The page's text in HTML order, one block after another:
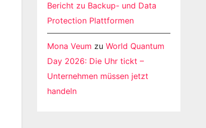
Bericht zu Backup- und Data
Protection Plattformen
Mona Veum zu World Quantum
Day 2026: Die Uhr tickt –
Unternehmen müssen jetzt
handeln